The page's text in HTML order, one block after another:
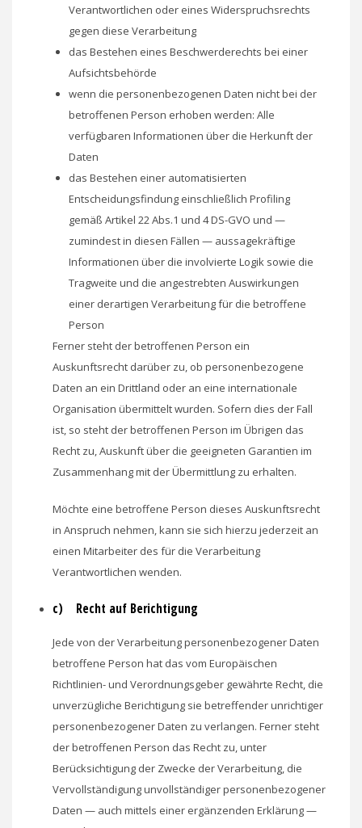
Verantwortlichen oder eines Widerspruchsrechts
gegen diese Verarbeitung
das Bestehen eines Beschwerderechts bei einer
Aufsichtsbehörde
wenn die personenbezogenen Daten nicht bei der
betroffenen Person erhoben werden: Alle
verfügbaren Informationen über die Herkunft der
Daten
das Bestehen einer automatisierten
Entscheidungsfindung einschließlich Profiling
gemäß Artikel 22 Abs.1 und 4 DS-GVO und —
zumindest in diesen Fällen — aussagekräftige
Informationen über die involvierte Logik sowie die
Tragweite und die angestrebten Auswirkungen
einer derartigen Verarbeitung für die betroffene
Person
Ferner steht der betroffenen Person ein
Auskunftsrecht darüber zu, ob personenbezogene
Daten an ein Drittland oder an eine internationale
Organisation übermittelt wurden. Sofern dies der Fall
ist, so steht der betroffenen Person im Übrigen das
Recht zu, Auskunft über die geeigneten Garantien im
Zusammenhang mit der Übermittlung zu erhalten.
Möchte eine betroffene Person dieses Auskunftsrecht
in Anspruch nehmen, kann sie sich hierzu jederzeit an
einen Mitarbeiter des für die Verarbeitung
Verantwortlichen wenden.
c) Recht auf Berichtigung
Jede von der Verarbeitung personenbezogener Daten
betroffene Person hat das vom Europäischen
Richtlinien- und Verordnungsgeber gewährte Recht, die
unverzügliche Berichtigung sie betreffender unrichtiger
personenbezogener Daten zu verlangen. Ferner steht
der betroffenen Person das Recht zu, unter
Berücksichtigung der Zwecke der Verarbeitung, die
Vervollständigung unvollständiger personenbezogener
Daten — auch mittels einer ergänzenden Erklärung —